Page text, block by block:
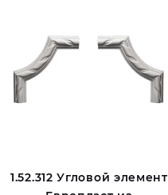
1.52.312 Угловой элемент